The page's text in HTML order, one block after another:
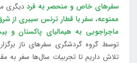
سفرهای خاص و منحصر به فرددیگری
ممنوعه، سفر با قطار ترنس سیبری از
ماجراجویی به هیمالیای پاکستان و
توسط گروه گردشگری سفرهای ناز
تلاش داریم تا تجربیات سال‌ها سفر به